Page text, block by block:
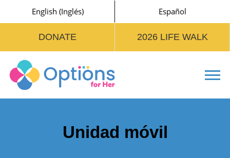
English (Inglés) Español
DONATE 2026 LIFE WALK
Unidad móvil